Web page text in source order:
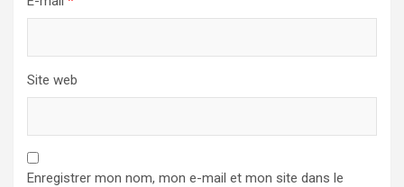
Site web
Enregistrer mon nom, mon e-mail et mon site dans le